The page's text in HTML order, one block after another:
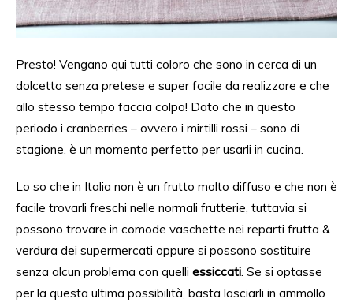
Presto! Vengano qui tutti coloro che sono in cerca di un
dolcetto senza pretese e super facile da realizzare e che
allo stesso tempo faccia colpo! Dato che in questo
periodo i cranberries – ovvero i mirtilli rossi – sono di
stagione, è un momento perfetto per usarli in cucina.
Lo so che in Italia non è un frutto molto diffuso e che non è
facile trovarli freschi nelle normali frutterie, tuttavia si
possono trovare in comode vaschette nei reparti frutta &
verdura dei supermercati oppure si possono sostituire
senza alcun problema con quelli essiccati. Se si optasse
per la questa ultima possibilità, basta lasciarli in ammollo